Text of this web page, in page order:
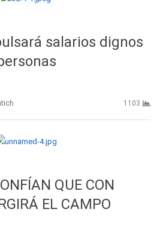
salarios dignos
1103
QUE CON
EL CAMPO